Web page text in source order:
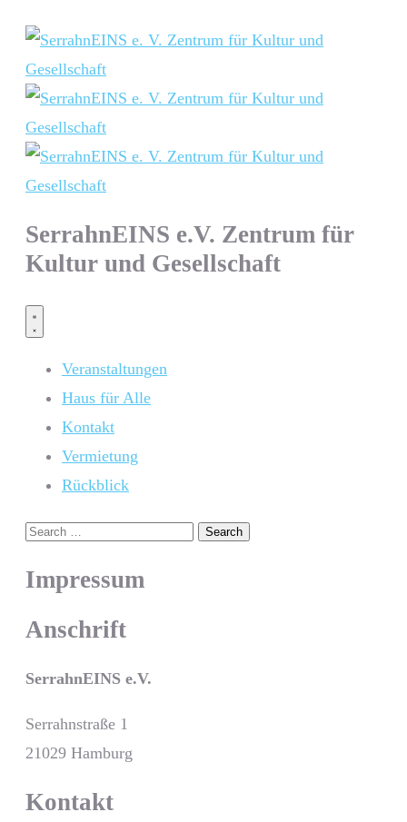
SerrahnEINS e.V. Zentrum für
Kultur und Gesellschaft
Veranstaltungen
Haus für Alle
Kontakt
Vermietung
Rückblick
Impressum
Anschrift
SerrahnEINS e.V.
Serrahnstraße 1
21029 Hamburg
Kontakt